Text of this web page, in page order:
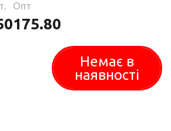
Опт
175.80
Немає в
наявності